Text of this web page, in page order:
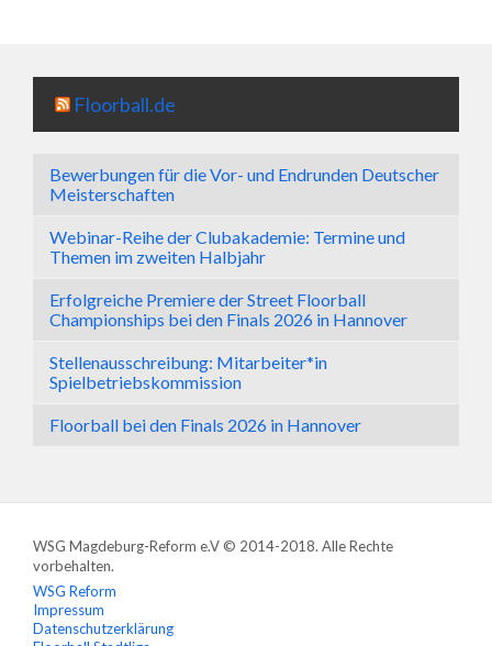
Floorball.de
Bewerbungen für die Vor- und Endrunden Deutscher
Meisterschaften
Webinar-Reihe der Clubakademie: Termine und
Themen im zweiten Halbjahr
Erfolgreiche Premiere der Street Floorball
Championships bei den Finals 2026 in Hannover
Stellenausschreibung: Mitarbeiter*in
Spielbetriebskommission
Floorball bei den Finals 2026 in Hannover
WSG Magdeburg-Reform e.V © 2014-2018. Alle Rechte
vorbehalten.
WSG Reform
Impressum
Datenschutzerklärung